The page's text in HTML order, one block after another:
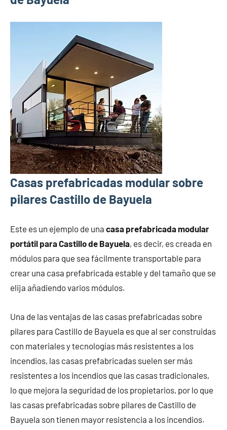
Casas prefabricadas modular sobre
pilares Castillo de Bayuela
Este es un ejemplo de una casa prefabricada modular
portátil para Castillo de Bayuela, es decir, es creada en
módulos para que sea fácilmente transportable para
crear una casa prefabricada estable y del tamaño que se
elija añadiendo varios módulos.
Una de las ventajas de las casas prefabricadas sobre
pilares para Castillo de Bayuela es que al ser construidas
con materiales y tecnologías más resistentes a los
incendios, las casas prefabricadas suelen ser más
resistentes a los incendios que las casas tradicionales,
lo que mejora la seguridad de los propietarios, por lo que
las casas prefabricadas sobre pilares de Castillo de
Bayuela son tienen mayor resistencia a los incendios.